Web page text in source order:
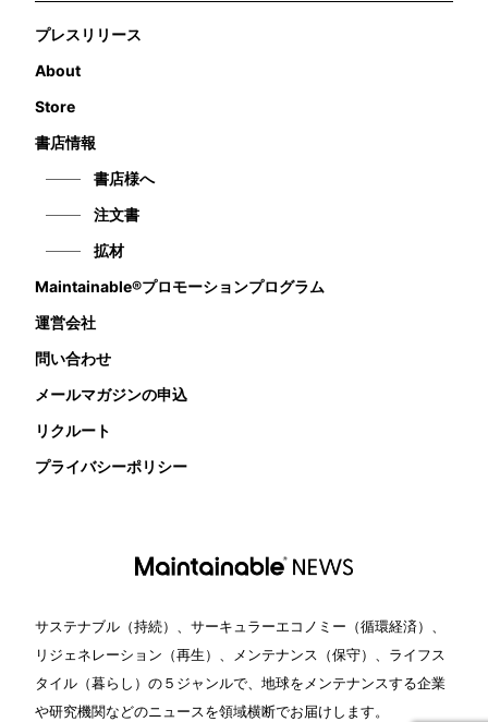
プレスリリース
About
Store
書店情報
書店様へ
注文書
拡材
Maintainable®プロモーションプログラム
運営会社
問い合わせ
メールマガジンの申込
リクルート
プライバシーポリシー
サステナブル（持続）、サーキュラーエコノミー（循環経済）、
リジェネレーション（再生）、メンテナンス（保守）、ライフス
タイル（暮らし）の５ジャンルで、地球をメンテナンスする企業
や研究機関などのニュースを領域横断でお届けします。